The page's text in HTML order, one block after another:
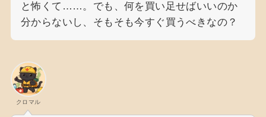
と怖くて……。でも、何を買い足せばいいのか
分からないし、そもそも今すぐ買うべきなの？
クロマル